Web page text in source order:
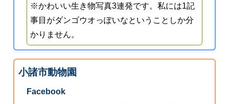
※かわいい生き物写真3連発です。私には1記
事目がダンゴウオっぽいなということしか分
かりません。
小諸市動物園
Facebook